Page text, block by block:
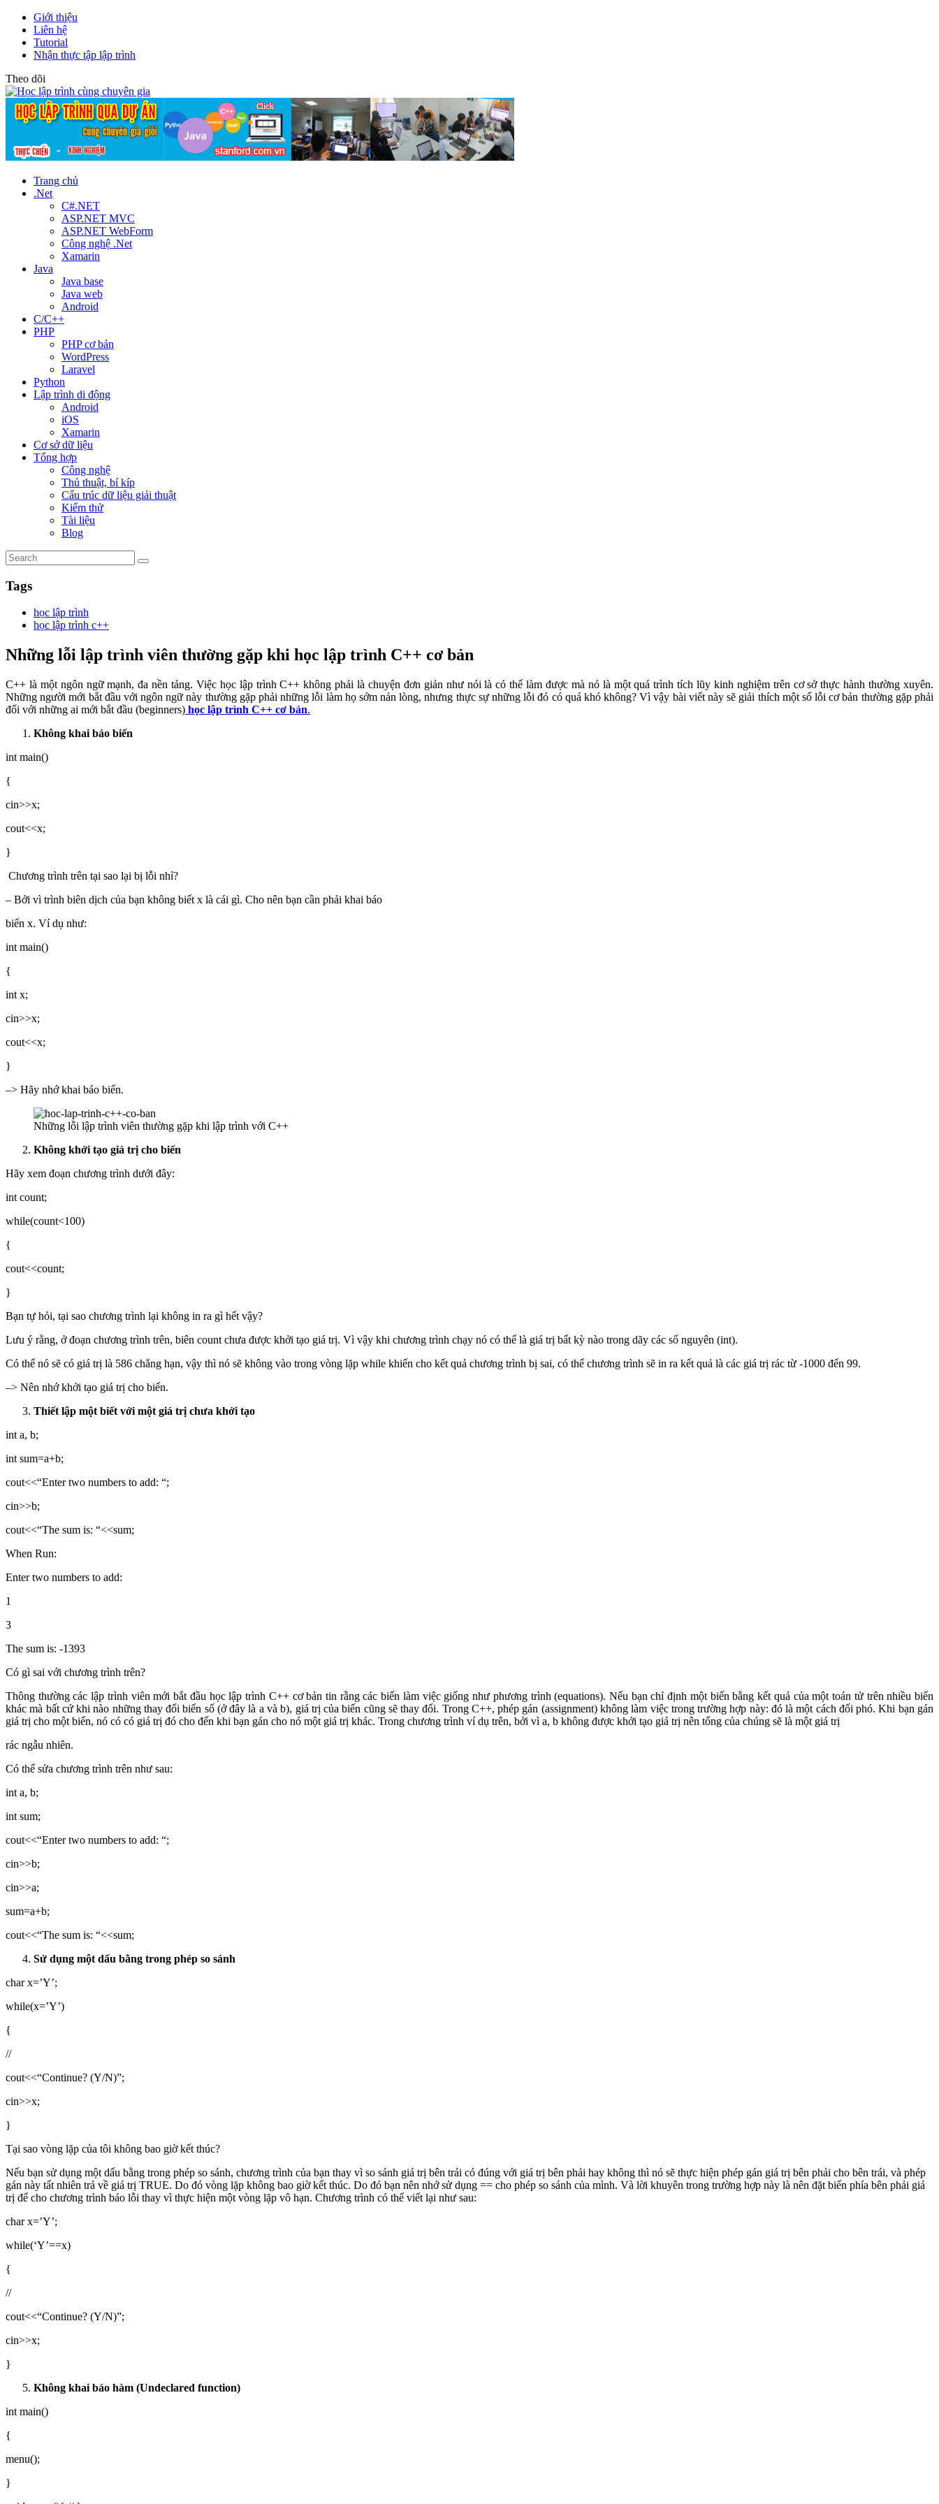
Giới thiệu
Liên hệ
Tutorial
Nhận thực tập lập trình
Theo dõi
Trang chủ
.Net
C#.NET
ASP.NET MVC
ASP.NET WebForm
Công nghệ .Net
Xamarin
Java
Java base
Java web
Android
C/C++
PHP
PHP cơ bản
WordPress
Laravel
Python
Lập trình di động
Android
iOS
Xamarin
Cơ sở dữ liệu
Tổng hợp
Công nghệ
Thủ thuật, bí kíp
Cấu trúc dữ liệu giải thuật
Kiểm thử
Tài liệu
Blog
Tags
học lập trình
học lập trình c++
Những lỗi lập trình viên thường gặp khi học lập trình C++ cơ bản
C++ là một ngôn ngữ mạnh, đa nền tảng. Việc học lập trình C++ không phải là chuyện đơn giản như nói là có thể làm được mà nó là một quá trình tích lũy kinh nghiệm trên cơ sở thực hành thường xuyên.
Những người mới bắt đầu với ngôn ngữ này thường gặp phải những lỗi làm họ sớm nản lòng, nhưng thực sự những lỗi đó có quá khó không? Vì vậy bài viết này sẽ giải thích một số lỗi cơ bản thường gặp phải
đối với những ai mới bắt đầu (beginners) học lập trình C++ cơ bản.
Không khai báo biến
int main()
{
cin>>x;
cout<<x;
}
Chương trình trên tại sao lại bị lỗi nhỉ?
– Bởi vì trình biên dịch của bạn không biết x là cái gì. Cho nên bạn cần phải khai báo
biến x. Ví dụ như:
int main()
{
int x;
cin>>x;
cout<<x;
}
–> Hãy nhớ khai báo biến.
Những lỗi lập trình viên thường gặp khi lập trình với C++
Không khởi tạo giá trị cho biến
Hãy xem đoạn chương trình dưới đây:
int count;
while(count<100)
{
cout<<count;
}
Bạn tự hỏi, tại sao chương trình lại không in ra gì hết vậy?
Lưu ý rằng, ở đoạn chương trình trên, biên count chưa được khởi tạo giá trị. Vì vậy khi chương trình chạy nó có thể là giá trị bất kỳ nào trong dãy các số nguyên (int).
Có thể nó sẽ có giá trị là 586 chẳng hạn, vậy thì nó sẽ không vào trong vòng lặp while khiến cho kết quả chương trình bị sai, có thể chương trình sẽ in ra kết quả là các giá trị rác từ -1000 đến 99.
–> Nên nhớ khởi tạo giá trị cho biến.
Thiết lập một biết với một giá trị chưa khởi tạo
int a, b;
int sum=a+b;
cout<<“Enter two numbers to add: “;
cin>>b;
cout<<“The sum is: “<<sum;
When Run:
Enter two numbers to add:
1
3
The sum is: -1393
Có gì sai với chương trình trên?
Thông thường các lập trình viên mới bắt đầu học lập trình C++ cơ bản tin rằng các biến làm việc giống như phương trình (equations). Nếu bạn chỉ định một biến bằng kết quả của một toán tử trên nhiều biến
khác mà bất cứ khi nào những thay đổi biến số (ở đây là a và b), giá trị của biến cũng sẽ thay đổi. Trong C++, phép gán (assignment) không làm việc trong trường hợp này: đó là một cách đối phó. Khi bạn gán
giá trị cho một biến, nó có có giá trị đó cho đến khi bạn gán cho nó một giá trị khác. Trong chương trình ví dụ trên, bởi vì a, b không được khởi tạo giá trị nên tổng của chúng sẽ là một giá trị
rác ngẫu nhiên.
Có thể sửa chương trình trên như sau:
int a, b;
int sum;
cout<<“Enter two numbers to add: “;
cin>>b;
cin>>a;
sum=a+b;
cout<<“The sum is: “<<sum;
Sử dụng một dấu bằng trong phép so sánh
char x=’Y’;
while(x=’Y’)
{
//
cout<<“Continue? (Y/N)”;
cin>>x;
}
Tại sao vòng lặp của tôi không bao giờ kết thúc?
Nếu bạn sử dụng một dấu bằng trong phép so sánh, chương trình của bạn thay vì so sánh giá trị bên trái có đúng với giá trị bên phải hay không thì nó sẽ thực hiện phép gán giá trị bên phải cho bên trái, và phép
gán này tất nhiên trả về giá trị TRUE. Do đó vòng lặp không bao giờ kết thúc. Do đó bạn nên nhớ sử dụng == cho phép so sánh của mình. Và lời khuyên trong trường hợp này là nên đặt biến phía bên phải giá
trị để cho chương trình báo lỗi thay vì thực hiện một vòng lặp vô hạn. Chương trình có thể viết lại như sau:
char x=’Y’;
while(‘Y’==x)
{
//
cout<<“Continue? (Y/N)”;
cin>>x;
}
Không khai báo hàm (Undeclared function)
int main()
{
menu();
}